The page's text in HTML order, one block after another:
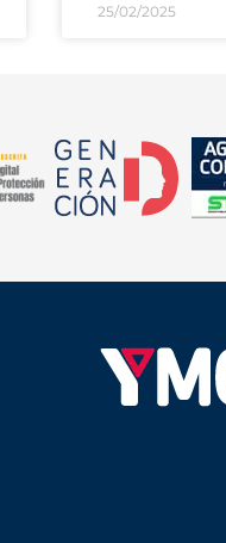
25/02/2025